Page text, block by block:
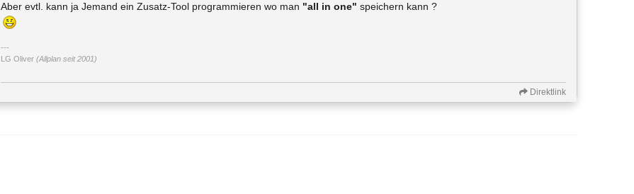
Aber evtl. kann ja Jemand ein Zusatz-Tool programmieren wo man "all in one" speichern kann ?
LG Oliver (Allplan seit 2001)
Direktlink